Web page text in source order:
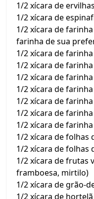
1/2 xícara de
1/2 xícara de
1/2 xícara de
farinha de sua
1/2 xícara de
1/2 xícara de
1/2 xícara de
1/2 xícara de
1/2 xícara de
1/2 xícara de
1/2 xícara de
1/2 xícara de folhas
1/2 xícara de folhas
1/2 xícara de frutas
framboesa, mirtilo)
1/2 xícara de grão-
1/2 xícara de